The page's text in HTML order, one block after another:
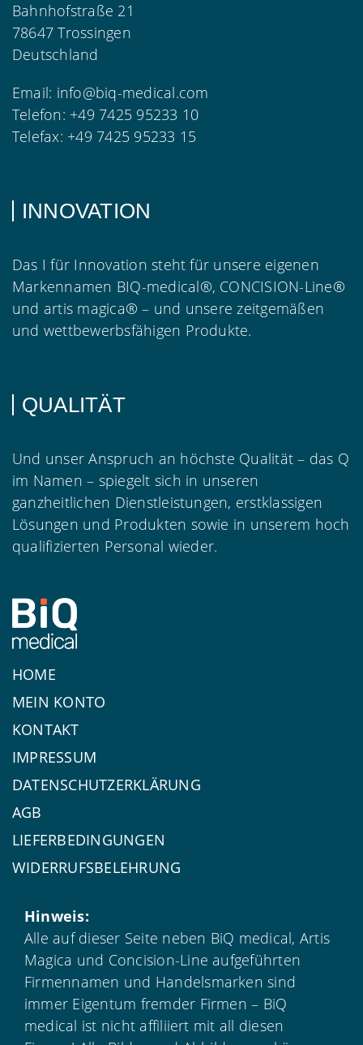
Bahnhofstraße 21
78647 Trossingen
Deutschland
Email: info@biq-medical.com
Telefon: +49 7425 95233 10
Telefax: +49 7425 95233 15
INNOVATION
Das I für Innovation steht für unsere eigenen
Markennamen BIQ-medical®, CONCISION-Line®
und artis magica® – und unsere zeitgemäßen
und wettbewerbsfähigen Produkte.
QUALITÄT
Und unser Anspruch an höchste Qualität – das Q
im Namen – spiegelt sich in unseren
ganzheitlichen Dienstleistungen, erstklassigen
Lösungen und Produkten sowie in unserem hoch
qualifizierten Personal wieder.
HOME
MEIN KONTO
KONTAKT
IMPRESSUM
DATENSCHUTZERKLÄRUNG
AGB
LIEFERBEDINGUNGEN
WIDERRUFSBELEHRUNG
Hinweis:
Alle auf dieser Seite neben BiQ medical, Artis
Magica und Concision-Line aufgeführten
Firmennamen und Handelsmarken sind
immer Eigentum fremder Firmen – BiQ
medical ist nicht affiliiert mit all diesen